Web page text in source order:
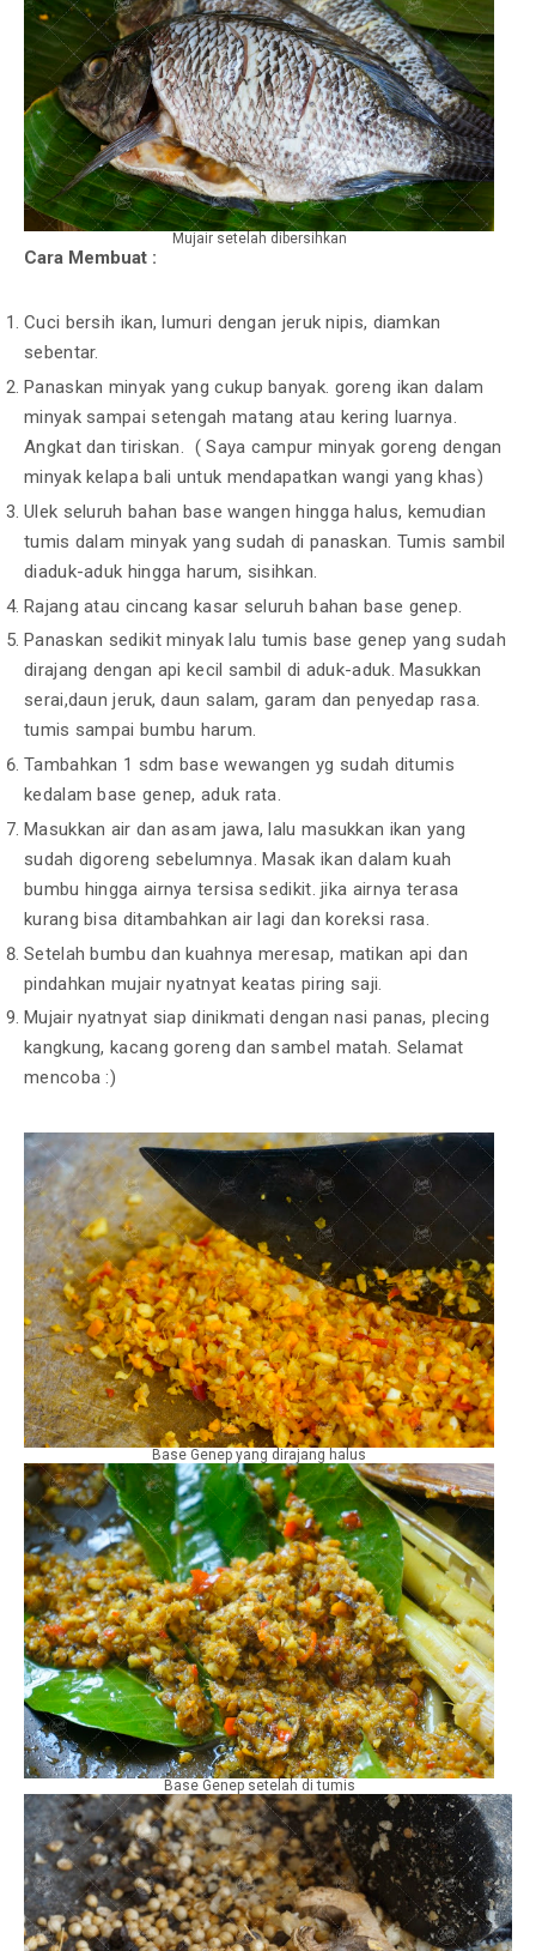
Mujair setelah dibersihkan
Cara Membuat :
Cuci bersih ikan, lumuri dengan jeruk nipis, diamkan
sebentar.
Panaskan minyak yang cukup banyak. goreng ikan dalam
minyak sampai setengah matang atau kering luarnya.
Angkat dan tiriskan. ( Saya campur minyak goreng dengan
minyak kelapa bali untuk mendapatkan wangi yang khas)
Ulek seluruh bahan base wangen hingga halus, kemudian
tumis dalam minyak yang sudah di panaskan. Tumis sambil
diaduk-aduk hingga harum, sisihkan.
Rajang atau cincang kasar seluruh bahanbase genep.
Panaskan sedikit minyak lalu tumis base genep yang sudah
dirajang dengan api kecil sambil di aduk-aduk. Masukkan
serai,daun jeruk, daun salam, garam dan penyedap rasa.
tumis sampai bumbu harum.
Tambahkan 1 sdm base wewangen yg sudah ditumis
kedalambase genep, aduk rata.
Masukkan air dan asam jawa, lalu masukkan ikan yang
sudah digoreng sebelumnya. Masak ikan dalam kuah
bumbu hingga airnya tersisa sedikit. jika airnya terasa
kurang bisa ditambahkan air lagi dan koreksi rasa.
Setelah bumbu dan kuahnya meresap, matikan api dan
pindahkan mujair nyatnyat keatas piring saji.
Mujair nyatnyat siap dinikmati dengan nasi panas, plecing
kangkung, kacang goreng dan sambel matah. Selamat
mencoba :)
Base Genep yang dirajang halus
Base Genep setelah di tumis